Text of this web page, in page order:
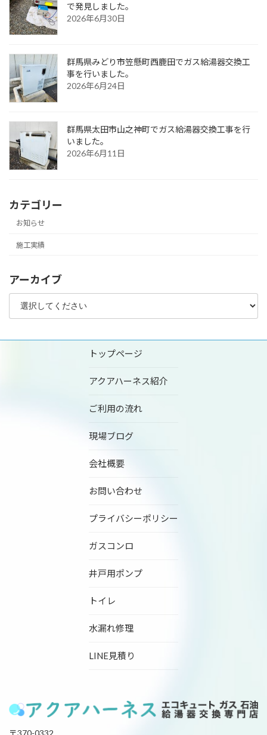
で発見しました。
2026年6月30日
群馬県みどり市笠懸町西鹿田でガス給湯器交換工
事を行いました。
2026年6月24日
群馬県太田市山之神町でガス給湯器交換工事を行
いました。
2026年6月11日
カテゴリー
お知らせ
施工実績
アーカイブ
トップページ
アクアハーネス紹介
ご利用の流れ
現場ブログ
会社概要
お問い合わせ
プライバシーポリシー
ガスコンロ
井戸用ポンプ
トイレ
水漏れ修理
LINE見積り
〒370-0332